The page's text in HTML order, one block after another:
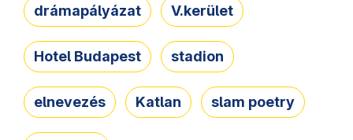
drámapályázat V.kerület
Hotel Budapest stadion
elnevezés Katlan slam poetry